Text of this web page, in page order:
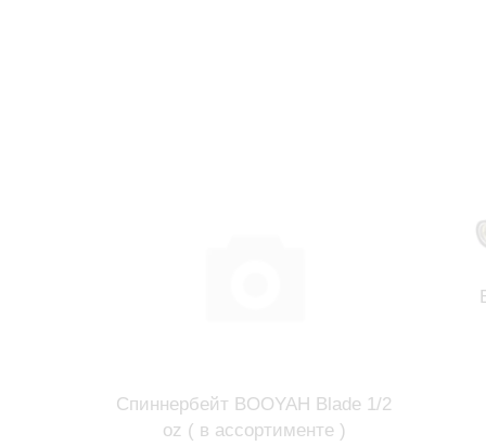
Спиннербейт BOOYAH Blade 1/2
oz ( в ассортименте )